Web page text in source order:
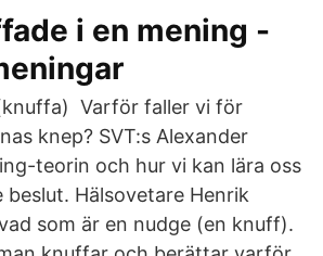
i en mening -
Varför faller vi för
knep? SVT:s Alexander
teorin och hur vi kan lära oss
Hälsovetare Henrik
som är en nudge (en knuff).